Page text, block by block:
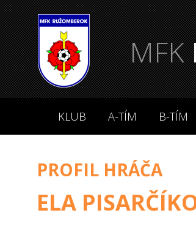
MFK
KLUB A-TÍM B-TÍM
PROFIL HRÁČA
ELA